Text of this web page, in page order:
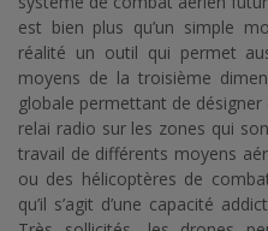
est bien plus qu’un simple
réalité un outil qui permet
moyens de la troisième
globale permettant de
relai radio sur les zones qui
travail de différents moyens
ou des hélicoptères de
qu’il s’agit d’une capacité